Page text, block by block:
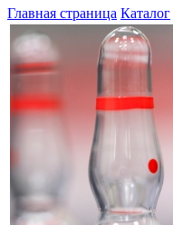
Главная страница Каталог